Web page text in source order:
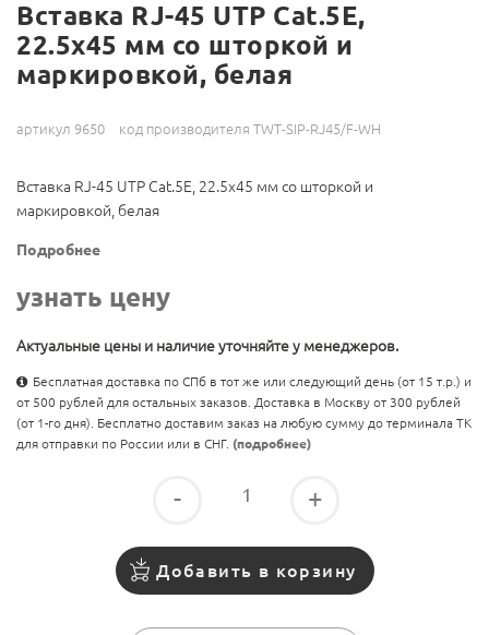
Вставка RJ-45 UTP Cat.5E,
22.5x45 мм со шторкой и
маркировкой, белая
артикул 9650 код производителя TWT-SIP-RJ45/F-WH
Вставка RJ-45 UTP Cat.5E, 22.5x45 мм со шторкой и
маркировкой, белая
Подробнее
узнать цену
Актуальные цены и наличие уточняйте у менеджеров.
Бесплатная доставка по СПб в тот же или следующий день (от 15 т.р.) и
от 500 рублей для остальных заказов. Доставка в Москву от 300 рублей
(от 1-го дня). Бесплатно доставим заказ на любую сумму до терминала ТК
для отправки по России или в СНГ. (подробнее)
- +
Добавить в корзину